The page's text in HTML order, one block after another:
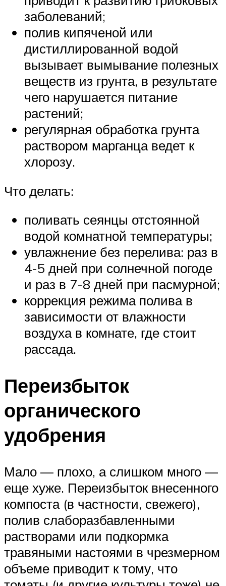
заболеваний;
полив кипяченой или
дистиллированной водой
вызывает вымывание полезных
веществ из грунта, в результате
чего нарушается питание
растений;
регулярная обработка грунта
раствором марганца ведет к
хлорозу.
Что делать:
поливать сеянцы отстоянной
водой комнатной температуры;
увлажнение без перелива: раз в
4-5 дней при солнечной погоде
и раз в 7-8 дней при пасмурной;
коррекция режима полива в
зависимости от влажности
воздуха в комнате, где стоит
рассада.
Переизбыток
органического
удобрения
Мало — плохо, а слишком много —
еще хуже. Переизбыток внесенного
компоста (в частности, свежего),
полив слаборазбавленными
растворами или подкормка
травяными настоями в чрезмерном
объеме приводит к тому, что